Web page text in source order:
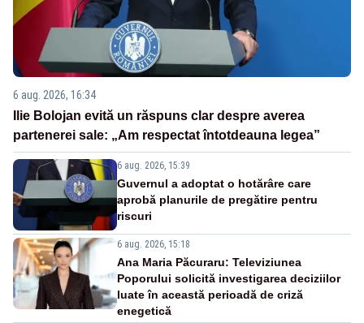
6 aug. 2026, 16:34
Ilie Bolojan evită un răspuns clar despre averea
partenerei sale: „Am respectat întotdeauna legea”
6 aug. 2026, 15:39
Guvernul a adoptat o hotărâre care
aprobă planurile de pregătire pentru
riscuri
6 aug. 2026, 15:18
Ana Maria Păcuraru: Televiziunea
Poporului solicită investigarea deciziilor
luate în această perioadă de criză
enegetică